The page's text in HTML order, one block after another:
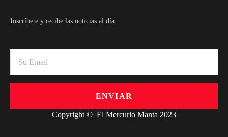
Inscríbete y recibe las noticias al día
ENVIAR
Copyright © El Mercurio Manta 2023